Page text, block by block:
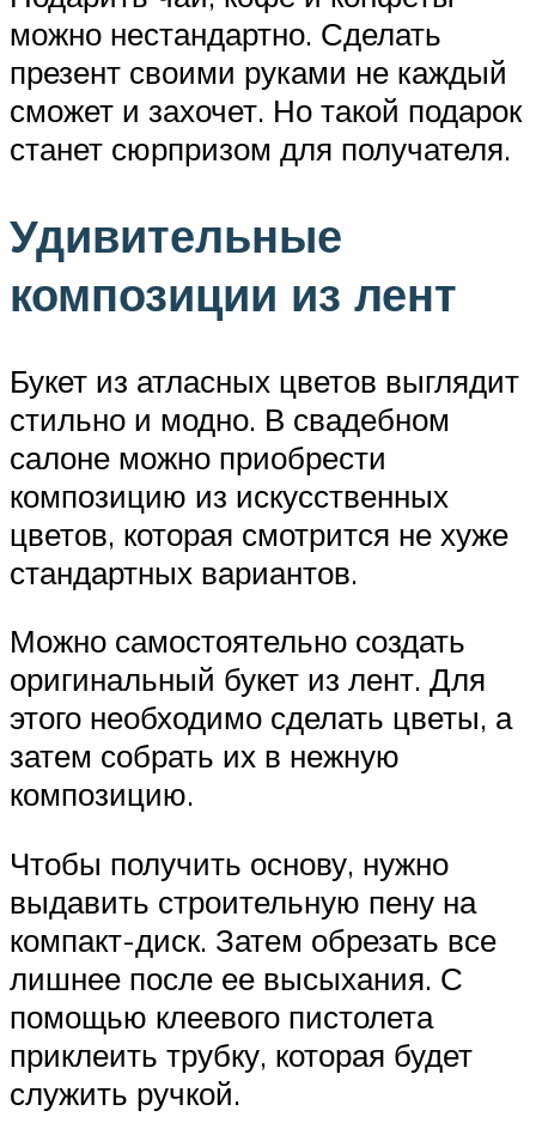
можно нестандартно. Сделать
презент своими руками не каждый
сможет и захочет. Но такой подарок
станет сюрпризом для получателя.
Удивительные
композиции из лент
Букет из атласных цветов выглядит
стильно и модно. В свадебном
салоне можно приобрести
композицию из искусственных
цветов, которая смотрится не хуже
стандартных вариантов.
Можно самостоятельно создать
оригинальный букет из лент. Для
этого необходимо сделать цветы, а
затем собрать их в нежную
композицию.
Чтобы получить основу, нужно
выдавить строительную пену на
компакт-диск. Затем обрезать все
лишнее после ее высыхания. С
помощью клеевого пистолета
приклеить трубку, которая будет
служить ручкой.